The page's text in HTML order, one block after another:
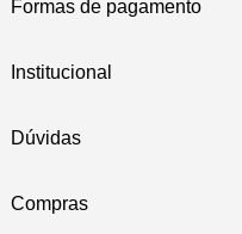
Formas de pagamento
Institucional
Dúvidas
Compras